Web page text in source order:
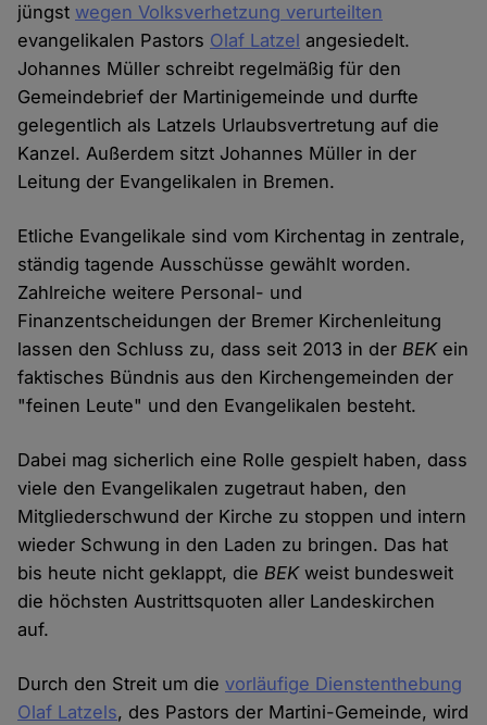
jüngst wegen Volksverhetzung verurteilten
evangelikalen Pastors Olaf Latzel angesiedelt.
Johannes Müller schreibt regelmäßig für den
Gemeindebrief der Martinigemeinde und durfte
gelegentlich als Latzels Urlaubsvertretung auf die
Kanzel. Außerdem sitzt Johannes Müller in der
Leitung der Evangelikalen in Bremen.
Etliche Evangelikale sind vom Kirchentag in zentrale,
ständig tagende Ausschüsse gewählt worden.
Zahlreiche weitere Personal- und
Finanzentscheidungen der Bremer Kirchenleitung
lassen den Schluss zu, dass seit 2013 in derBEKein
faktisches Bündnis aus den Kirchengemeinden der
"feinen Leute" und den Evangelikalen besteht.
Dabei mag sicherlich eine Rolle gespielt haben, dass
viele den Evangelikalen zugetraut haben, den
Mitgliederschwund der Kirche zu stoppen und intern
wieder Schwung in den Laden zu bringen. Das hat
bis heute nicht geklappt, dieBEKweist bundesweit
die höchsten Austrittsquoten aller Landeskirchen
auf.
Durch den Streit um dievorläufige Dienstenthebung
Olaf Latzels, des Pastors der Martini-Gemeinde, wird